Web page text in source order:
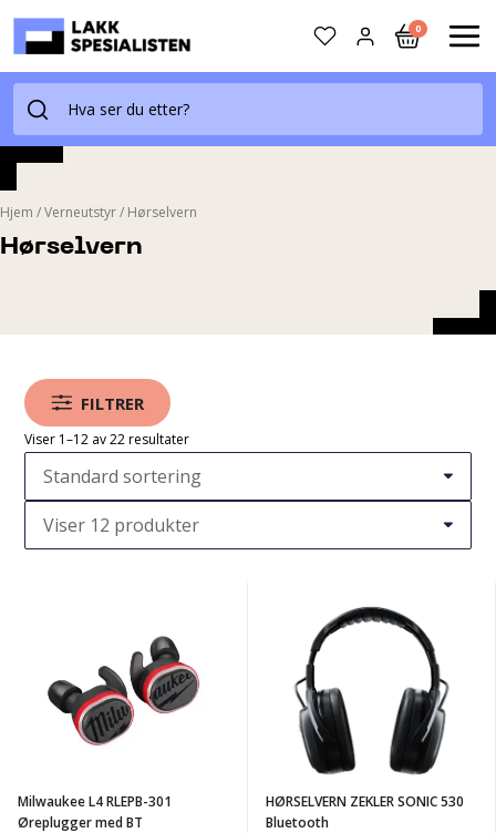
Skip
content
0
Hørselvern
Hjem /Verneutstyr/ Hørselvern
FILTRER
Viser 1–12 av 22 resultater
Øreplugger
Milwaukee L4 RLEPB-301
Øreplugger med BT
HØRSELVERN
ZEKLER
SONIC
Bluetooth
HØRSELVERN ZEKLER SONIC 530
Bluetooth